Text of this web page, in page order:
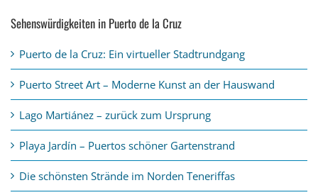
Sehenswürdigkeiten in Puerto de la Cruz
Puerto de la Cruz: Ein virtueller Stadtrundgang
Puerto Street Art – Moderne Kunst an der Hauswand
Lago Martiánez – zurück zum Ursprung
Playa Jardín – Puertos schöner Gartenstrand
Die schönsten Strände im Norden Teneriffas